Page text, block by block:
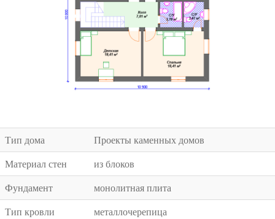
Тип дома
Проекты каменных домов
Материал стен
из блоков
Фундамент
монолитная плита
Тип кровли
металлочерепица